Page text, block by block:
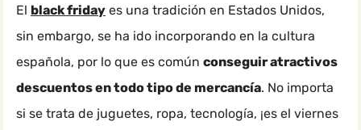
El black friday es una tradición en Estados Unidos,
sin embargo, se ha ido incorporando en la cultura
española, por lo que es común conseguir atractivos
descuentos en todo tipo de mercancía. No importa
si se trata de juguetes, ropa, tecnología, ¡es el viernes